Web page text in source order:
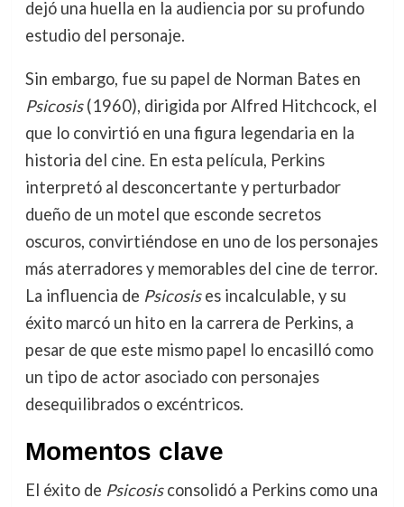
dejó una huella en la audiencia por su profundo
estudio del personaje.
Sin embargo, fue su papel de Norman Bates en
Psicosis(1960), dirigida por Alfred Hitchcock, el
que lo convirtió en una figura legendaria en la
historia del cine. En esta película, Perkins
interpretó al desconcertante y perturbador
dueño de un motel que esconde secretos
oscuros, convirtiéndose en uno de los personajes
más aterradores y memorables del cine de terror.
La influencia de Psicosises incalculable, y su
éxito marcó un hito en la carrera de Perkins, a
pesar de que este mismo papel lo encasilló como
un tipo de actor asociado con personajes
desequilibrados o excéntricos.
Momentos clave
El éxito de Psicosisconsolidó a Perkins como una